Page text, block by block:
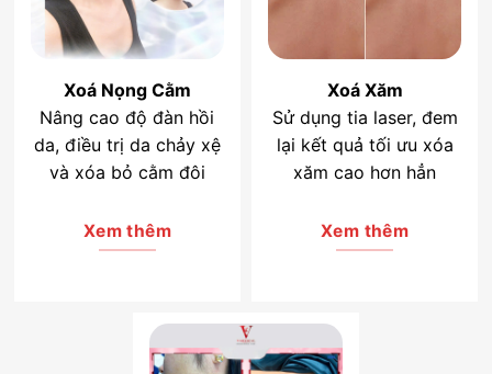
Xoá Nọng Cằm
Nâng cao độ đàn hồi
da, điều trị da chảy xệ
và xóa bỏ cằm đôi
Xem thêm
Xoá Xăm
Sử dụng tia laser, đem
lại kết quả tối ưu xóa
xăm cao hơn hẳn
Xem thêm